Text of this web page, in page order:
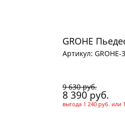
GROHE
Артикул: GROHE-
9 630 руб.
8 390 руб.
выгода 1 240 руб. или